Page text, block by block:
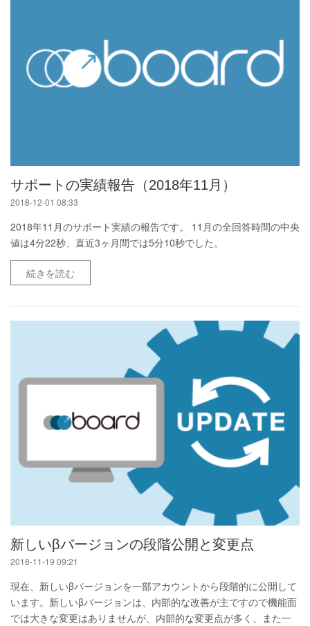
サポートの実績報告（2018年11月）
2018-12-01 08:33
2018年11月のサポート実績の報告です。 11月の全回答時間の中央
値は4分22秒、直近3ヶ月間では5分10秒でした。
続きを読む
新しいβバージョンの段階公開と変更点
2018-11-19 09:21
現在、新しいβバージョンを一部アカウントから段階的に公開して
います。新しいβバージョンは、内部的な改善が主ですので機能面
では大きな変更はありませんが、内部的な変更点が多く、また一